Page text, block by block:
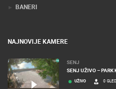
BANERI
NAJNOVIJE KAMERE
SENJ
SENJ UŽIVO – PARK
UŽIVO 0